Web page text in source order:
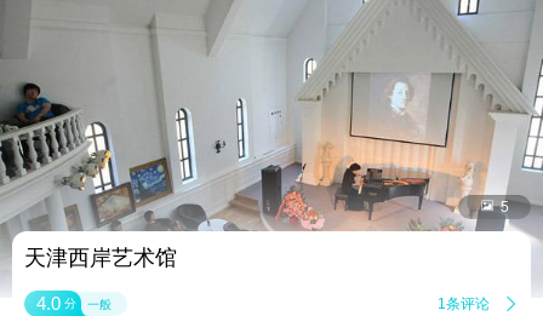
 5
天津西岸艺术馆
4.0 分 一般 1条评论 